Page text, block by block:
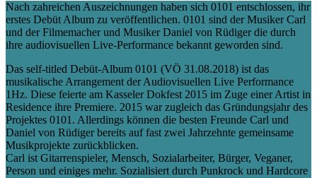
Nach zahreichen Auszeichnungen haben sich 0101 entschlossen, ihr
erstes Debüt Album zu veröffentlichen. 0101 sind der Musiker Carl
und der Filmemacher und Musiker Daniel von Rüdiger die durch
ihre audiovisuellen Live-Performance bekannt geworden sind.
Das self-titled Debüt-Album 0101 (VÖ 31.08.2018) ist das
musikalische Arrangement der Audiovisuellen Live Performance
1Hz. Diese feierte am Kasseler Dokfest 2015 im Zuge einer Artist in
Residence ihre Premiere. 2015 war zugleich das Gründungsjahr des
Projektes 0101. Allerdings können die besten Freunde Carl und
Daniel von Rüdiger bereits auf fast zwei Jahrzehnte gemeinsame
Musikprojekte zurückblicken.
Carl ist Gitarrenspieler, Mensch, Sozialarbeiter, Bürger, Veganer,
Person und einiges mehr. Sozialisiert durch Punkrock und Hardcore